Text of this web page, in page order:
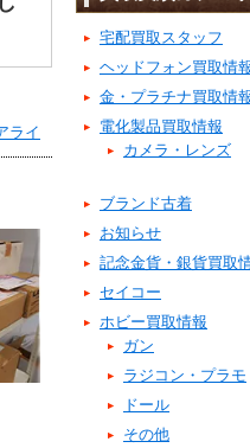
ライ
宅配買取スタッフ
ヘッドフォン買取情
金・プラチナ買取情
電化製品買取情報
カメラ・レンズ
ブランド古着
お知らせ
記念金貨・銀貨買取
セイコー
ホビー買取情報
ガン
ラジコン・プラモ
ドール
その他